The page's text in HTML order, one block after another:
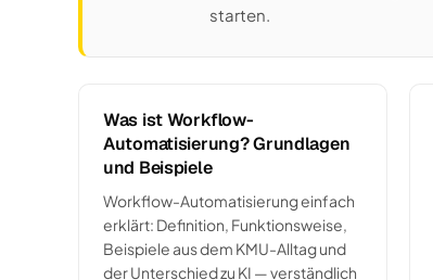
starten.
Was ist Workflow-
Automatisierung? Grundlagen
und Beispiele
Workflow-Automatisierung einfach
erklärt: Definition, Funktionsweise,
Beispiele aus dem KMU-Alltag und
der Unterschied zu KI — verständlich